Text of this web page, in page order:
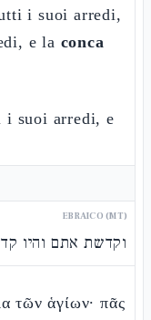
i suoi arredi,
e la conca
i suoi arredi, e
EBRAICO (MT)
וקדשת אתם והיו
τῶν ἁγίων· πᾶς